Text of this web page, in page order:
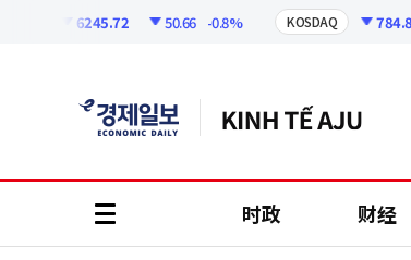
6245.72 50.66 -0.8% KOSDAQ 784.88
时政 财经